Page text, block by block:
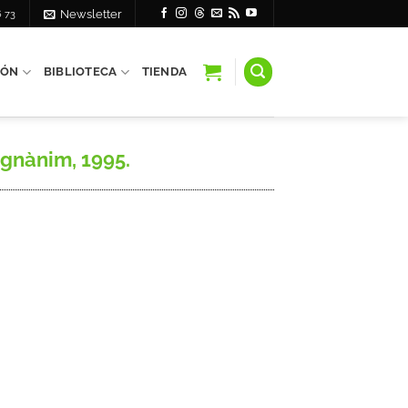
73 Newsletter
BIBLIOTECA TIENDA
1995.